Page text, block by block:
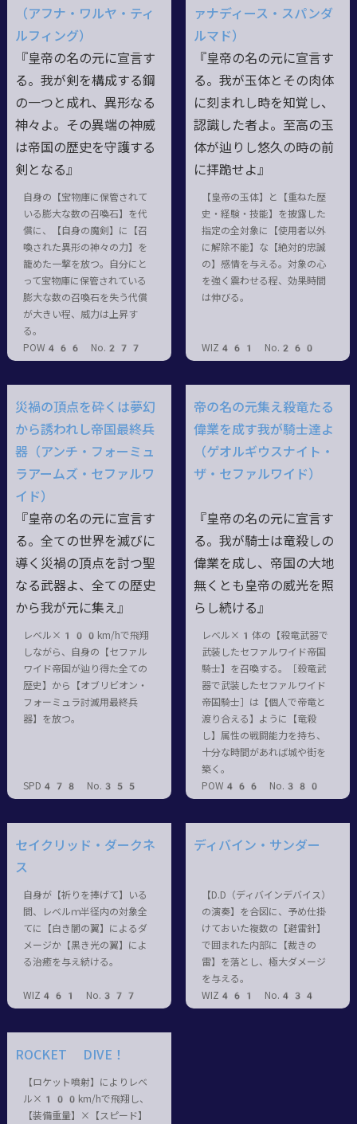
（アフナ・ワルヤ・ティ
ルフィング）
『皇帝の名の元に宣言す
る。我が剣を構成する鋼
の一つと成れ、異形なる
神々よ。その異端の神威
は帝国の歴史を守護する
剣となる』
自身の【宝物庫に保管されて
いる膨大な数の召喚石】を代
償に、【自身の魔剣】に【召
喚された異形の神々の力】を
籠めた一撃を放つ。自分にと
って宝物庫に保管されている
膨大な数の召喚石を失う代償
が大きい程、威力は上昇す
る。
POW466 No.277
ァナディース・スパンダ
ルマド）
『皇帝の名の元に宣言す
る。我が玉体とその肉体
に刻まれし時を知覚し、
認識した者よ。至高の玉
体が辿りし悠久の時の前
に拝跪せよ』
【皇帝の玉体】と【重ねた歴
史・経験・技能】を披露した
指定の全対象に【使用者以外
に解除不能】な【絶対的忠誠
の】感情を与える。対象の心
を強く震わせる程、効果時間
は伸びる。
WIZ461 No.260
災禍の頂点を砕くは夢幻
から誘われし帝国最終兵
器（アンチ・フォーミュ
ラアームズ・セファルワ
イド）
『皇帝の名の元に宣言す
る。全ての世界を滅びに
導く災禍の頂点を討つ聖
なる武器よ、全ての歴史
から我が元に集え』
レベル×100km/hで飛翔
しながら、自身の【セファル
ワイド帝国が辿り得た全ての
歴史】から【オブリビオン・
フォーミュラ討滅用最終兵
器】を放つ。
SPD478 No.355
帝の名の元集え殺竜たる
偉業を成す我が騎士達よ
（ゲオルギウスナイト・
ザ・セファルワイド）
『皇帝の名の元に宣言す
る。我が騎士は竜殺しの
偉業を成し、帝国の大地
無くとも皇帝の威光を照
らし続ける』
レベル×1体の【殺竜武器で
武装したセファルワイド帝国
騎士】を召喚する。［殺竜武
器で武装したセファルワイド
帝国騎士］は【個人で帝竜と
渡り合える】ように【竜殺
し】属性の戦闘能力を持ち、
十分な時間があれば城や街を
築く。
POW466 No.380
セイクリッド・ダークネ
ス
自身が【祈りを捧げて】いる
間、レベルｍ半径内の対象全
てに【白き闇の翼】によるダ
メージか【黒き光の翼】によ
る治癒を与え続ける。
WIZ461 No.377
ディバイン・サンダー
【D.D（ディバインデバイス）
の演奏】を合図に、予め仕掛
けておいた複数の【避雷針】
で囲まれた内部に【裁きの
雷】を落とし、極大ダメージ
を与える。
WIZ461 No.434
ROCKET DIVE！
【ロケット噴射】によりレベ
ル×100km/hで飛翔し、
【装備重量】×【スピード】